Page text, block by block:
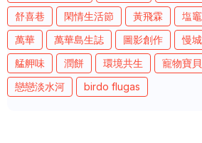
舒喜巷
閑情生活節 黃飛霖
塩
萬華
萬華島生誌 圖影創作 慢
艋舺味
潤餅 環境共生 寵物寶貝
戀戀淡水河
birdo flugas